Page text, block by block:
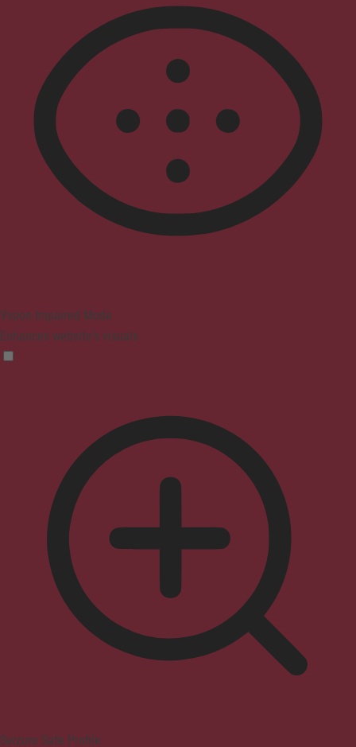
Vision Impaired Mode
Enhances website's visuals
Seizure Safe Profile